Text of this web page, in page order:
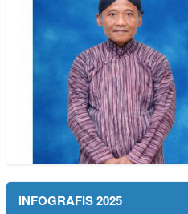
INFOGRAFIS 2025